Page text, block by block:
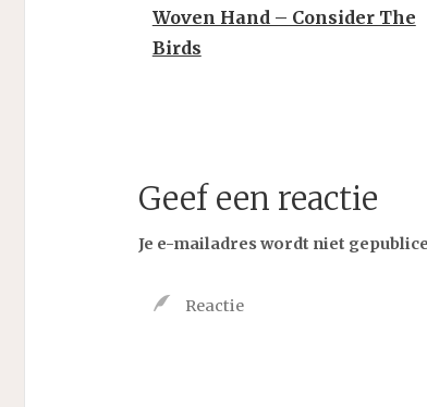
Woven Hand – Consider The
Birds
Geef een reactie
Je e-mailadres wordt niet